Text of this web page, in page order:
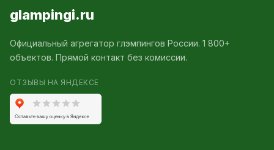
glampingi.ru
Официальный агрегатор глэмпингов России. 1 800+
объектов. Прямой контакт без комиссии.
ОТЗЫВЫ НА ЯНДЕКСЕ